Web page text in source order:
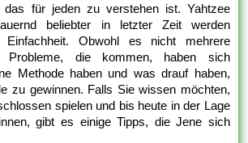
für jeden zu verstehen ist. Yahtzee
beliebter in letzter Zeit werden
Einfachheit. Obwohl es nicht mehrere
Probleme, die kommen, haben sich
Methode haben und was drauf haben,
zu gewinnen. Falls Sie wissen möchten,
spielen und bis heute in der Lage
gibt es einige Tipps, die Jene sich